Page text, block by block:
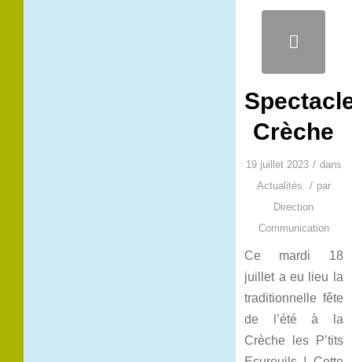
Crèche
19 juillet 2023 / dans
Actualités
/ par
Direction
Communication
Ce mardi 18
juillet a eu lieu la
traditionnelle fête
de l’été à la
Crèche les P’tits